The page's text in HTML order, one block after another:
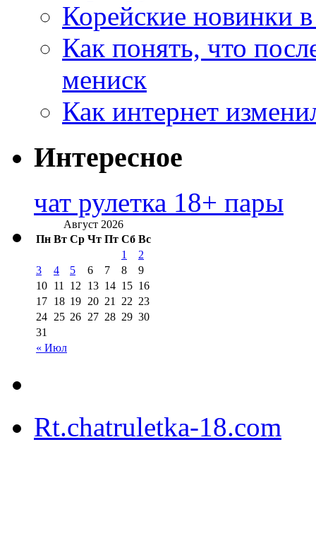
Корейские новинки
Как понять, что
мениск
Как интернет
Интересное
чат рулетка 18+ пары
Август 2026
Пн Вт Ср Чт Пт Сб Вс
« Июл
1
2
3
4 5 6 7 8
9
10 11 12 13 14 15 16
17 18 19 20 21 22 23
24 25 26 27 28 29 30
31
Rt.chatruletka-18.com